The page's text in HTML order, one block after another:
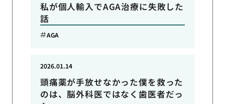
私が個人輸入でAGA治療に失敗した
話
AGA
頭痛薬が手放せなかった僕を救った
のは、脳外科医ではなく歯医者だっ
2026.01.14